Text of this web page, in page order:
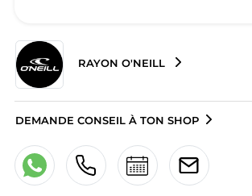
RAYON O'NEILL
DEMANDE CONSEIL À TON SHOP